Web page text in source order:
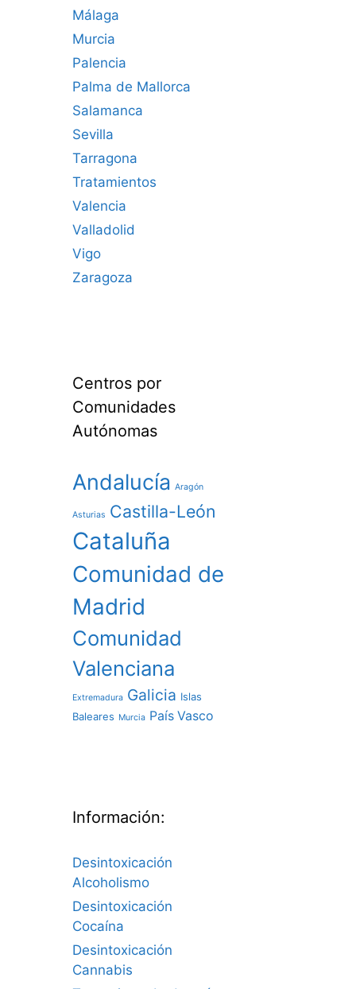
Málaga
Murcia
Palencia
Palma de Mallorca
Salamanca
Sevilla
Tarragona
Tratamientos
Valencia
Valladolid
Vigo
Zaragoza
Centros por
Comunidades
Autónomas
Andalucía Aragón
Asturias Castilla-León
Cataluña
Comunidad de
Madrid
Comunidad
Valenciana
Extremadura Galicia Islas
Baleares Murcia País Vasco
Información:
Desintoxicación
Alcoholismo
Desintoxicación
Cocaína
Desintoxicación
Cannabis